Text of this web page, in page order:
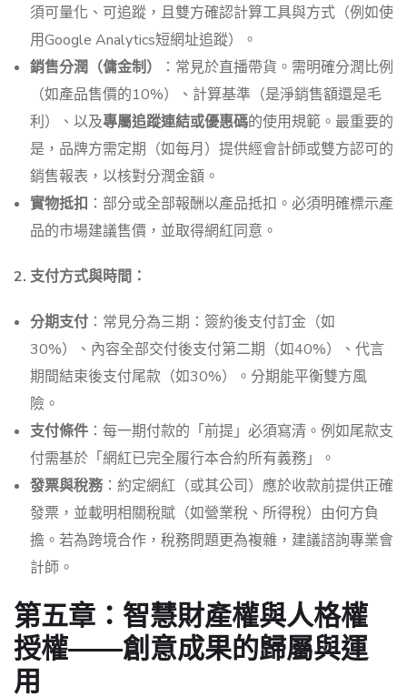
須可量化、可追蹤，且雙方確認計算工具與方式（例如使
用Google Analytics短網址追蹤）。
銷售分潤（傭金制）
：常見於直播帶貨。需明確分潤比例
（如產品售價的10%）、計算基準（是淨銷售額還是毛
利）、以及專屬追蹤連結或優惠碼的使用規範。最重要的
是，品牌方需定期（如每月）提供經會計師或雙方認可的
銷售報表，以核對分潤金額。
實物抵扣 ：部分或全部報酬以產品抵扣。必須明確標示產
品的市場建議售價，並取得網紅同意。
2. 支付方式與時間：
分期支付 ：常見分為三期：簽約後支付訂金（如
30%）、內容全部交付後支付第二期（如40%）、代言
期間結束後支付尾款（如30%）。分期能平衡雙方風
險。
支付條件 ：每一期付款的「前提」必須寫清。例如尾款支
付需基於「網紅已完全履行本合約所有義務」。
發票與稅務 ：約定網紅（或其公司）應於收款前提供正確
發票，並載明相關稅賦（如營業稅、所得稅）由何方負
擔。若為跨境合作，稅務問題更為複雜，建議諮詢專業會
計師。
第五章：智慧財產權與人格權
授權——創意成果的歸屬與運
用